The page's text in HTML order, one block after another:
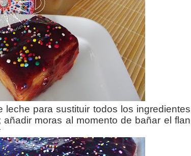
leche para sustituir todos los ingredientes
añadir moras al momento de bañar el flan